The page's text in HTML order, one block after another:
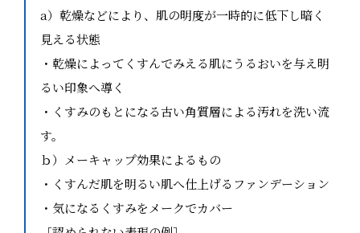
a）乾燥などにより、肌の明度が一時的に低下し暗く
見える状態
・乾燥によってくすんでみえる肌にうるおいを与え明
るい印象へ導く
・くすみのもとになる古い角質層による汚れを洗い流
す。
ｂ）メーキャップ効果によるもの
・くすんだ肌を明るい肌へ仕上げるファンデーション
・気になるくすみをメークでカバー